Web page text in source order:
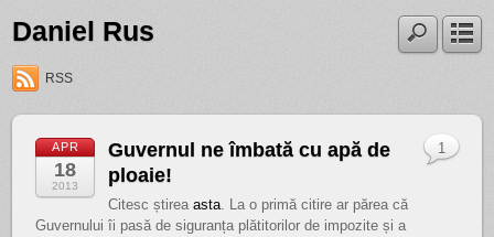
Daniel Rus
RSS
APR
18
2013
Guvernul ne îmbată cu apă de
ploaie!
Citesc știreaasta. La o primă citire ar părea că
Guvernului îi pasă de siguranța plătitorilor de impozite și a
1